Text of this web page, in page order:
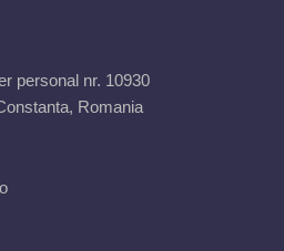
personal nr. 10930
Romania